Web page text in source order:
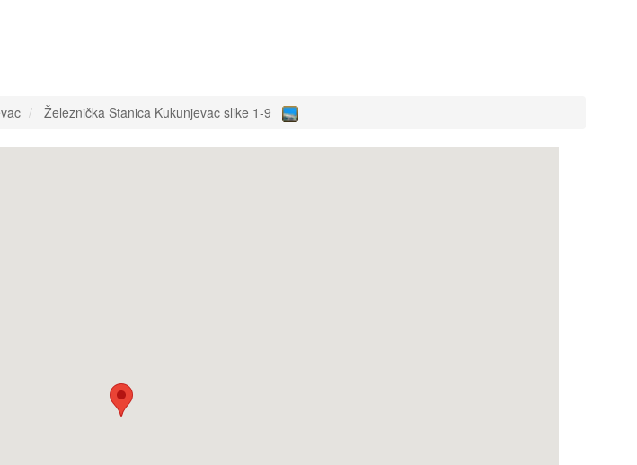
Železnička Stanica Kukunjevac slike 1-9